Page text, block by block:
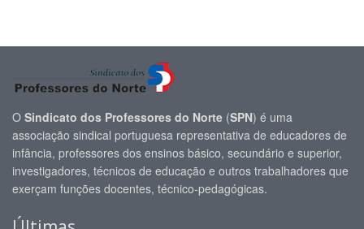
O Sindicato dos Professores do Norte (SPN) é uma
associação sindical portuguesa representativa de educadores de
infância, professores dos ensinos básico, secundário e superior,
investigadores, técnicos de educação e outros trabalhadores que
exerçam funções docentes, técnico-pedagógicas.